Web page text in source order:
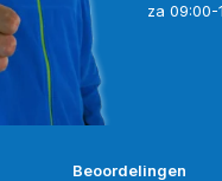
za 09:00-
Beoordelingen